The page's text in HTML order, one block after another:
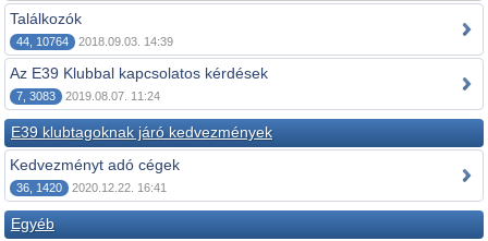
Találkozók
44, 10764 2018.09.03. 14:39
Az E39 Klubbal kapcsolatos kérdések
7, 3083 2019.08.07. 11:24
E39 klubtagoknak járó kedvezmények
Kedvezményt adó cégek
36, 1420 2020.12.22. 16:41
Egyéb